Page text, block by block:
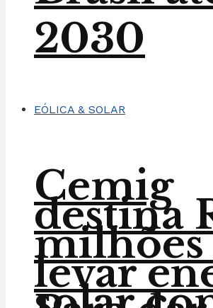
Cemig
destina
milhões
levar
2030
EÓLICA & SOLAR